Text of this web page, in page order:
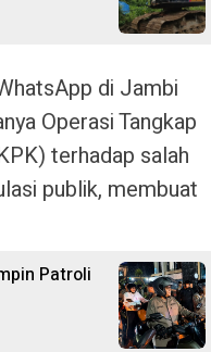
di Jambi
Operasi Tangkap
terhadap salah
publik, membuat
Patroli